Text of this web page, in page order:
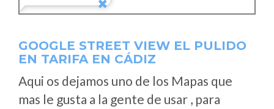
GOOGLE STREET VIEW EL PULIDO
EN TARIFA EN CÁDIZ
Aqui os dejamos uno de los Mapas que
mas le gusta a la gente de usar , para